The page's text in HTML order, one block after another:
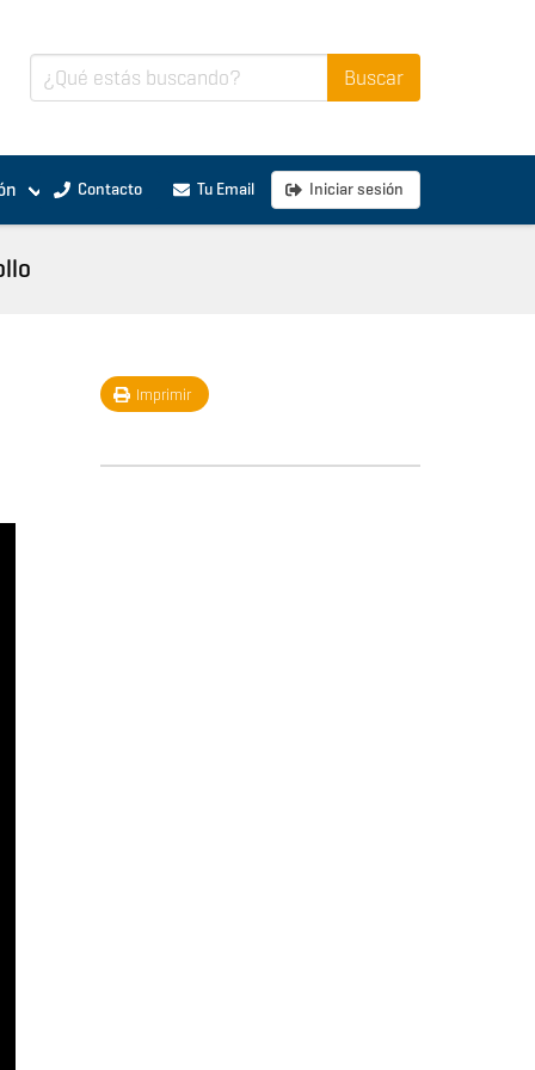
Contacto Tu Email Iniciar sesión
Imprimir